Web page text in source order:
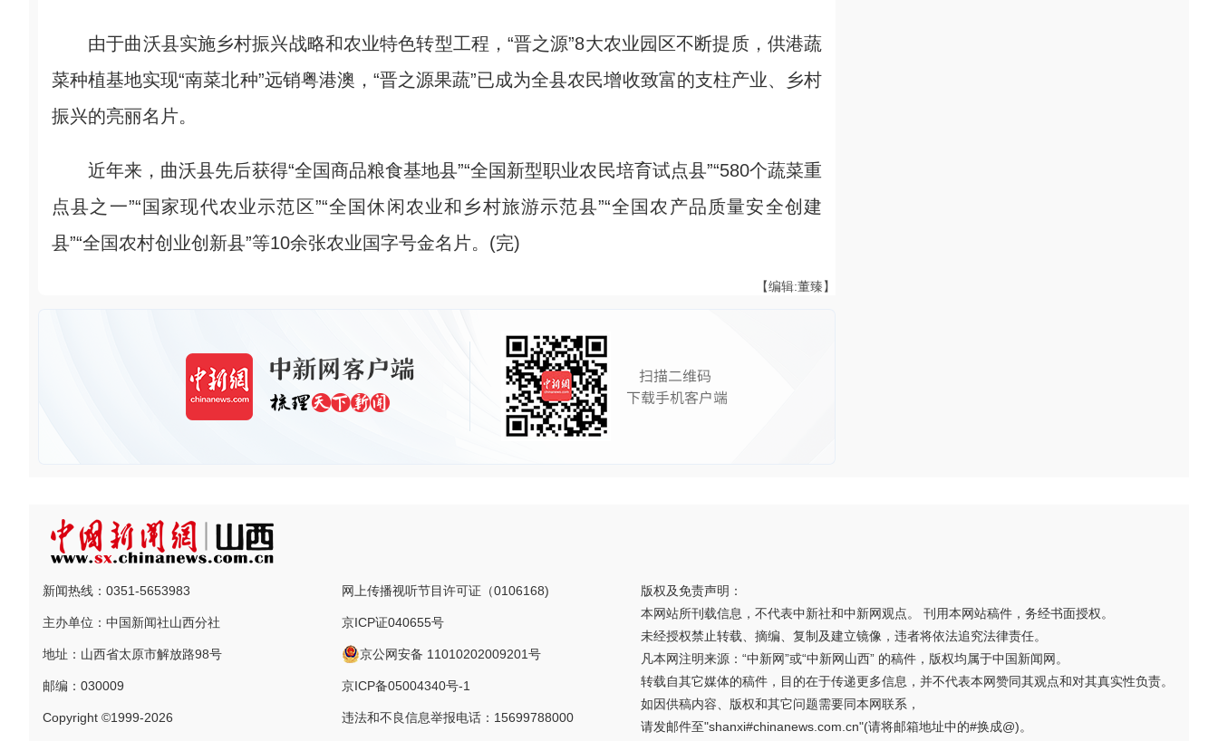
由于曲沃县实施乡村振兴战略和农业特色转型工程，“晋之源”8大农业园区不断提质，供港蔬
菜种植基地实现“南菜北种”远销粤港澳，“晋之源果蔬”已成为全县农民增收致富的支柱产业、乡村
振兴的亮丽名片。
近年来，曲沃县先后获得“全国商品粮食基地县”“全国新型职业农民培育试点县”“580个蔬菜重
点县之一”“国家现代农业示范区”“全国休闲农业和乡村旅游示范县”“全国农产品质量安全创建
县”“全国农村创业创新县”等10余张农业国字号金名片。(完)
【编辑:董臻】
新闻热线：0351-5653983
主办单位：中国新闻社山西分社
地址：山西省太原市解放路98号
邮编：030009
Copyright ©1999-2026
网上传播视听节目许可证（0106168)
京ICP证040655号
京公网安备 11010202009201号
京ICP备05004340号-1
违法和不良信息举报电话：15699788000
版权及免责声明：
本网站所刊载信息，不代表中新社和中新网观点。 刊用本网站稿件，务经书面授权。
未经授权禁止转载、摘编、复制及建立镜像，违者将依法追究法律责任。
凡本网注明来源：“中新网”或“中新网山西” 的稿件，版权均属于中国新闻网。
转载自其它媒体的稿件，目的在于传递更多信息，并不代表本网赞同其观点和对其真实性负责。
如因供稿内容、版权和其它问题需要同本网联系，
请发邮件至"shanxi#chinanews.com.cn"(请将邮箱地址中的#换成@)。